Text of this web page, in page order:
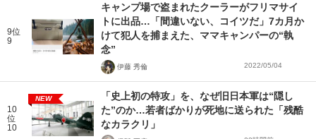
9位
9
キャンプ場で盗まれたクーラーがフリマサイ
トに出品…「間違いない、コイツだ」7カ月か
けて犯人を捕まえた、ママキャンパーの“執
念”
伊藤 秀倫 2022/05/04
10
位
10
NEW
「史上初の特攻」を、なぜ旧日本軍は“隠し
た”のか…若者ばかりが死地に送られた「残酷
なカラクリ」